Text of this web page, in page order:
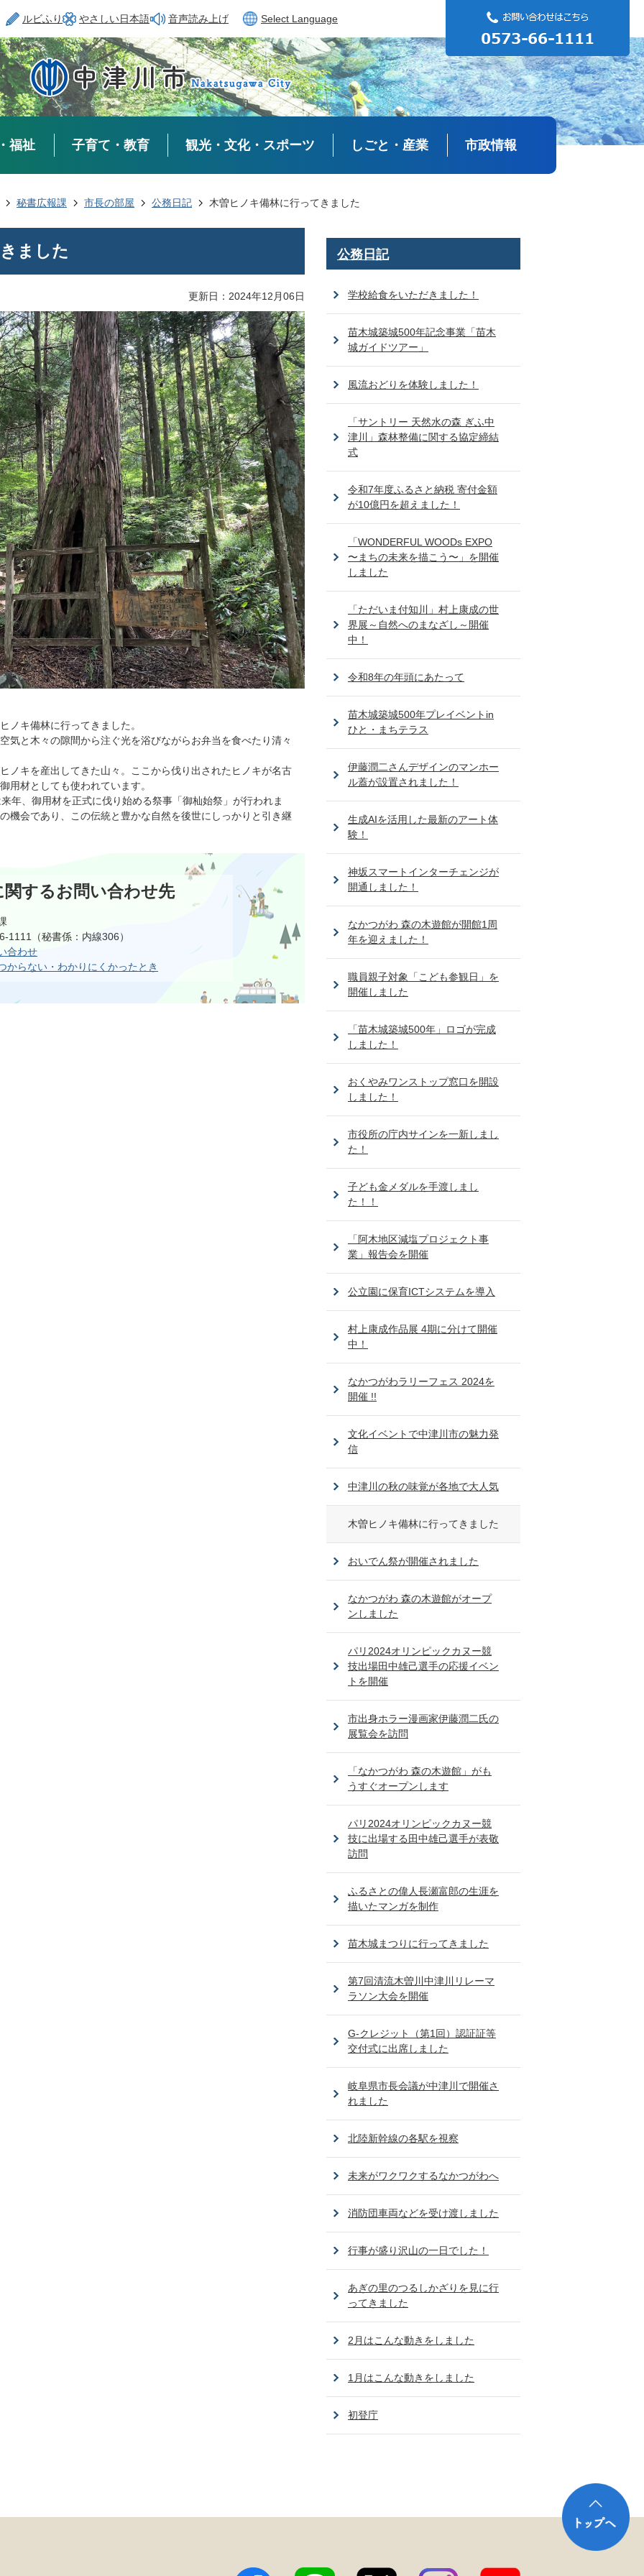
ルビふり やさしい日本語 音声読み上げ Select Language
福祉 子育て・教育 観光・文化・スポーツ しごと・産業 市政情報
秘書広報課 市長の部屋 公務日記 木曽ヒノキ備林に行ってきました
ました
更新日：2024年12月06日
ノキ備林に行ってきました。
気と木々の隙間から注ぐ光を浴びながらお弁当を食べたり清々
ノキを産出してきた山々。ここから伐り出されたヒノキが名古
用材としても使われています。
年、御用材を正式に伐り始める祭事「御杣始祭」が行われま
機会であり、この伝統と豊かな自然を後世にしっかりと引き継
関するお問い合わせ先
1111（秘書係：内線306）
合わせ
からない・わかりにくかったとき
公務日記
学校給食をいただきました！
苗木城築城500年記念事業「苗木
城ガイドツアー」
風流おどりを体験しました！
「サントリー 天然水の森 ぎふ中
津川」森林整備に関する協定締結
式
令和7年度ふるさと納税 寄付金額
が10億円を超えました！
「WONDERFUL WOODs EXPO
〜まちの未来を描こう〜」を開催
しました
「ただいま付知川」村上康成の世
界展～自然へのまなざし～開催
中！
令和8年の年頭にあたって
苗木城築城500年プレイベントin
ひと・まちテラス
伊藤潤二さんデザインのマンホー
ル蓋が設置されました！
生成AIを活用した最新のアート体
験！
神坂スマートインターチェンジが
開通しました！
なかつがわ 森の木遊館が開館1周
年を迎えました！
職員親子対象「こども参観日」を
開催しました
「苗木城築城500年」ロゴが完成
しました！
おくやみワンストップ窓口を開設
しました！
市役所の庁内サインを一新しまし
た！
子ども金メダルを手渡しまし
た！！
「阿木地区減塩プロジェクト事
業」報告会を開催
公立園に保育ICTシステムを導入
村上康成作品展 4期に分けて開催
中！
なかつがわラリーフェス 2024を
開催 !!
文化イベントで中津川市の魅力発
信
中津川の秋の味覚が各地で大人気
木曽ヒノキ備林に行ってきました
おいでん祭が開催されました
なかつがわ 森の木遊館がオープ
ンしました
パリ2024オリンピックカヌー競
技出場田中雄己選手の応援イベン
トを開催
市出身ホラー漫画家伊藤潤二氏の
展覧会を訪問
「なかつがわ 森の木遊館」がも
うすぐオープンします
パリ2024オリンピックカヌー競
技に出場する田中雄己選手が表敬
訪問
ふるさとの偉人長瀬富郎の生涯を
描いたマンガを制作
苗木城まつりに行ってきました
第7回清流木曽川中津川リレーマ
ラソン大会を開催
G-クレジット（第1回）認証証等
交付式に出席しました
岐阜県市長会議が中津川で開催さ
れました
北陸新幹線の各駅を視察
未来がワクワクするなかつがわへ
消防団車両などを受け渡しました
行事が盛り沢山の一日でした！
あぎの里のつるしかざりを見に行
ってきました
2月はこんな動きをしました
1月はこんな動きをしました
初登庁